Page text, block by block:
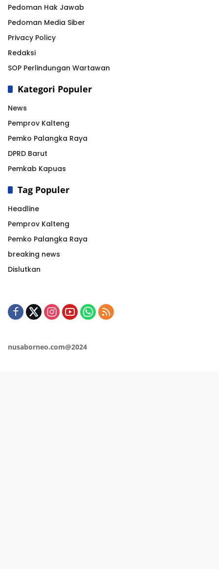
Pedoman Hak Jawab
Pedoman Media Siber
Privacy Policy
Redaksi
SOP Perlindungan Wartawan
Kategori Populer
News
Pemprov Kalteng
Pemko Palangka Raya
DPRD Barut
Pemkab Kapuas
Tag Populer
Headline
Pemprov Kalteng
Pemko Palangka Raya
breaking news
Dislutkan
nusaborneo.com@2024